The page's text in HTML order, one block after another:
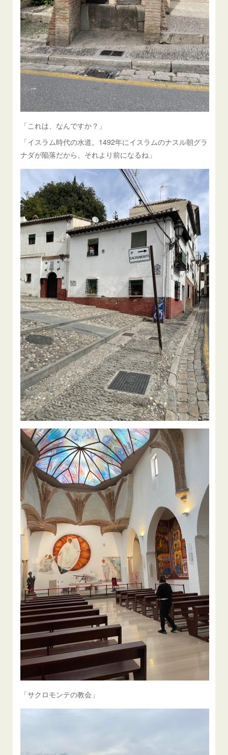
「これは、なんですか？」
「イスラム時代の水道。1492年にイスラムのナスル朝グラ
ナダが陥落だから、それより前になるね」
「サクロモンテの教会」